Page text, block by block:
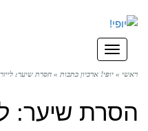
תפריט
ראשי » יופי! ארכיון כתבות » הסרת שיער:
הסרת שיער: